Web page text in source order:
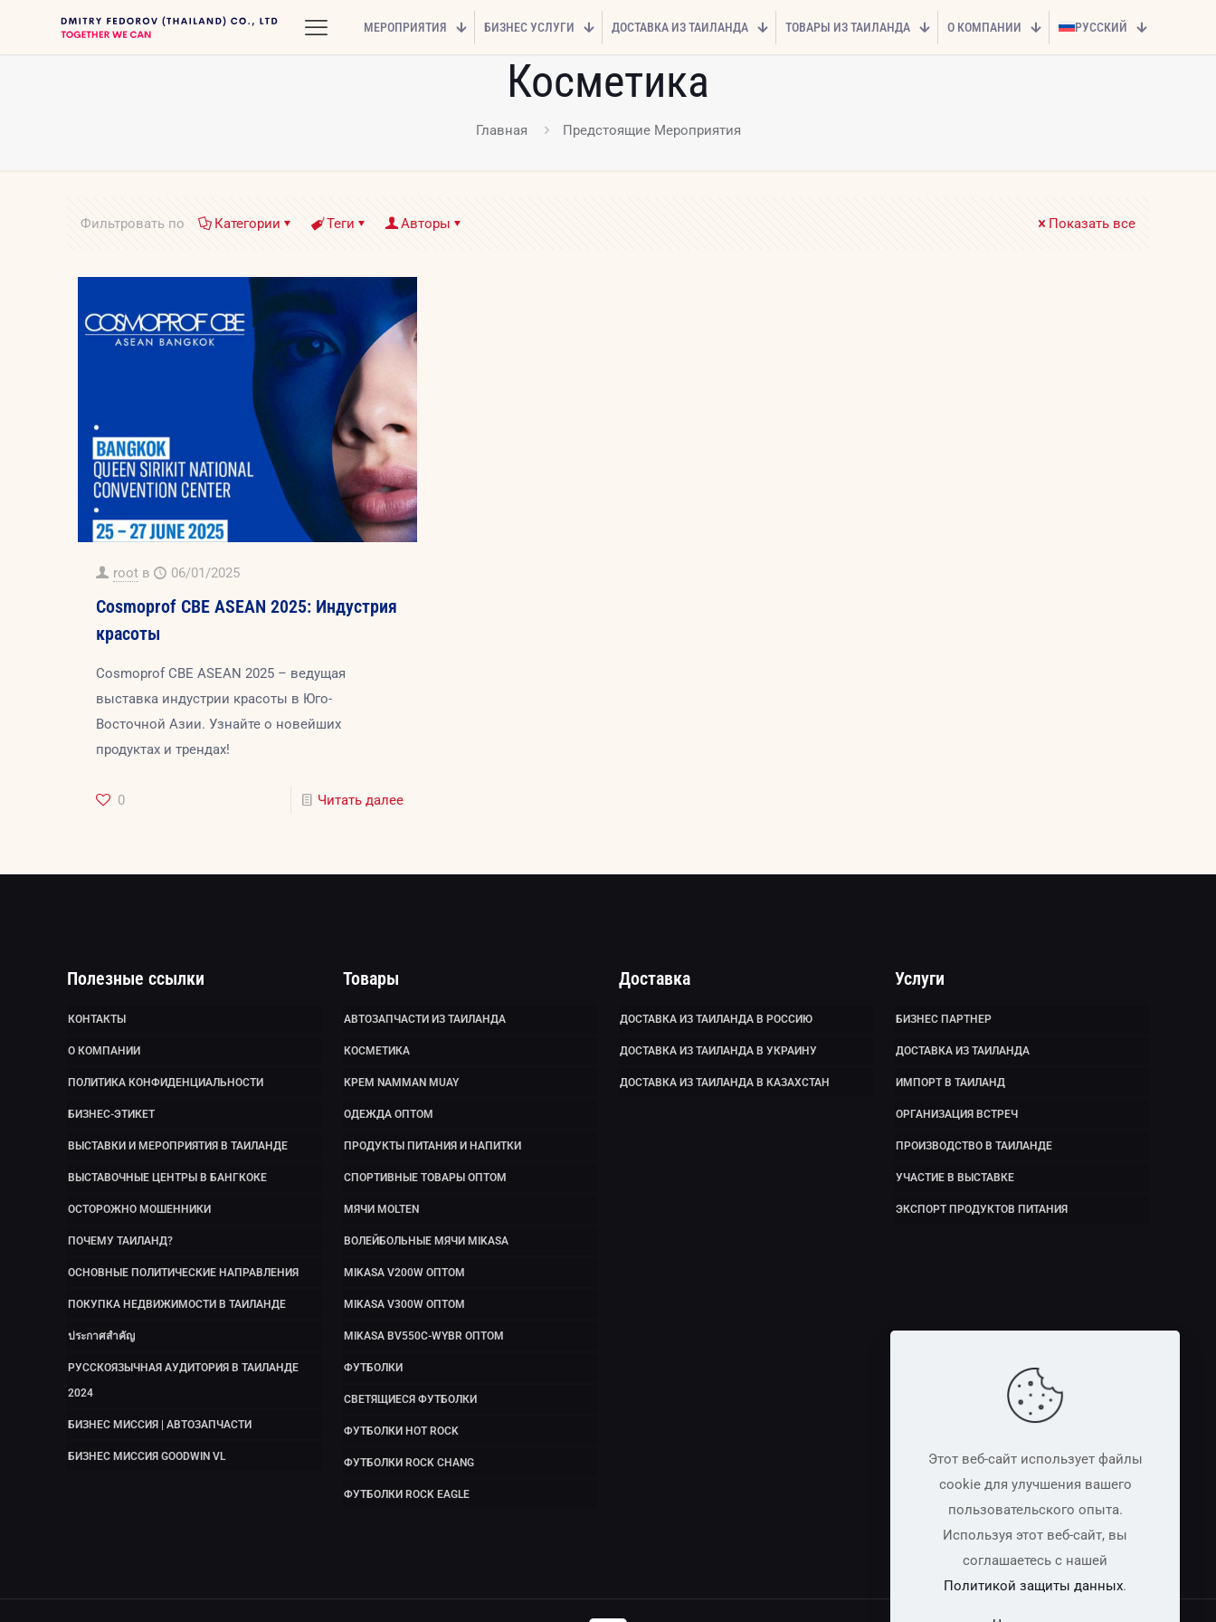
МЕРОПРИЯТИЯ БИЗНЕС УСЛУГИ ДОСТАВКА ИЗ ТАИЛАНДА ТОВАРЫ ИЗ ТАИЛАНДА О КОМПАНИИ РУССКИЙ
Косметика
Главная Предстоящие Мероприятия
Фильтровать по Категории Теги Авторы Показать все
root в 06/01/2025
Cosmoprof CBE ASEAN 2025: Индустрия
красоты
Cosmoprof CBE ASEAN 2025 – ведущая
выставка индустрии красоты в Юго-
Восточной Азии. Узнайте о новейших
продуктах и трендах!
0 Читать далее
Полезные ссылки
КОНТАКТЫ
О КОМПАНИИ
ПОЛИТИКА КОНФИДЕНЦИАЛЬНОСТИ
БИЗНЕС-ЭТИКЕТ
ВЫСТАВКИ И МЕРОПРИЯТИЯ В ТАИЛАНДЕ
ВЫСТАВОЧНЫЕ ЦЕНТРЫ В БАНГКОКЕ
ОСТОРОЖНО МОШЕННИКИ
ПОЧЕМУ ТАИЛАНД?
ОСНОВНЫЕ ПОЛИТИЧЕСКИЕ НАПРАВЛЕНИЯ
ПОКУПКА НЕДВИЖИМОСТИ В ТАИЛАНДЕ
ประกาศสำคัญ
РУССКОЯЗЫЧНАЯ АУДИТОРИЯ В ТАИЛАНДЕ
2024
БИЗНЕС МИССИЯ | АВТОЗАПЧАСТИ
БИЗНЕС МИССИЯ GOODWIN VL
Товары
АВТОЗАПЧАСТИ ИЗ ТАИЛАНДА
КОСМЕТИКА
КРЕМ NAMMAN MUAY
ОДЕЖДА ОПТОМ
ПРОДУКТЫ ПИТАНИЯ И НАПИТКИ
СПОРТИВНЫЕ ТОВАРЫ ОПТОМ
МЯЧИ MOLTEN
ВОЛЕЙБОЛЬНЫЕ МЯЧИ MIKASA
MIKASA V200W ОПТОМ
MIKASA V300W ОПТОМ
MIKASA BV550C-WYBR ОПТОМ
ФУТБОЛКИ
СВЕТЯЩИЕСЯ ФУТБОЛКИ
ФУТБОЛКИ HOT ROCK
ФУТБОЛКИ ROCK CHANG
ФУТБОЛКИ ROCK EAGLE
Доставка
ДОСТАВКА ИЗ ТАИЛАНДА В РОССИЮ
ДОСТАВКА ИЗ ТАИЛАНДА В УКРАИНУ
ДОСТАВКА ИЗ ТАИЛАНДА В КАЗАХСТАН
Услуги
БИЗНЕС ПАРТНЕР
ДОСТАВКА ИЗ ТАИЛАНДА
ИМПОРТ В ТАИЛАНД
ОРГАНИЗАЦИЯ ВСТРЕЧ
ПРОИЗВОДСТВО В ТАИЛАНДЕ
УЧАСТИЕ В ВЫСТАВКЕ
ЭКСПОРТ ПРОДУКТОВ ПИТАНИЯ
Этот веб-сайт использует файлы
cookie для улучшения вашего
пользовательского опыта.
Используя этот веб-сайт, вы
соглашаетесь с нашей
Политикой защиты данных.